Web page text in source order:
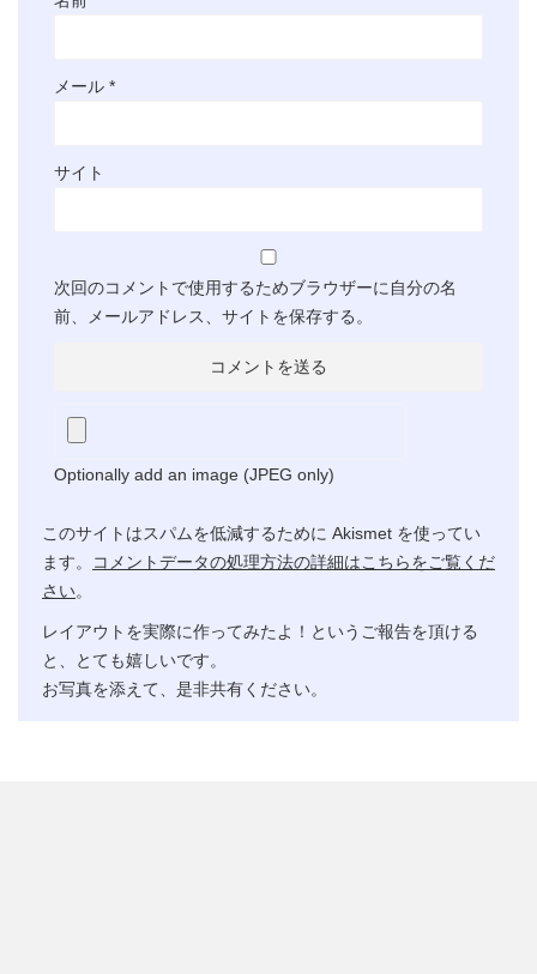
メール *
サイト
次回のコメントで使用するためブラウザーに自分の名
前、メールアドレス、サイトを保存する。
Optionally add an image (JPEG only)
このサイトはスパムを低減するために Akismet を使ってい
ます。
コメントデータの処理方法の詳細はこちらをご覧くだ
さい。
レイアウトを実際に作ってみたよ！というご報告を頂ける
と、とても嬉しいです。
お写真を添えて、是非共有ください。